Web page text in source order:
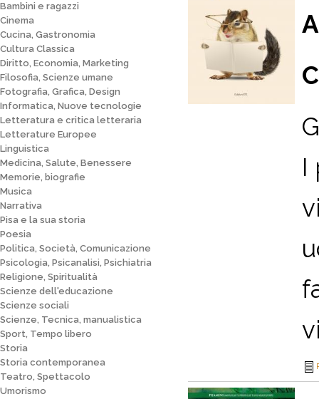
Bambini e ragazzi
Cinema
Cucina, Gastronomia
Cultura Classica
Diritto, Economia, Marketing
Filosofia, Scienze umane
Fotografia, Grafica, Design
Informatica, Nuove tecnologie
Letteratura e critica letteraria
Letterature Europee
Linguistica
Medicina, Salute, Benessere
Memorie, biografie
Musica
Narrativa
Pisa e la sua storia
Poesia
Politica, Società, Comunicazione
Psicologia, Psicanalisi, Psichiatria
Religione, Spiritualità
Scienze dell'educazione
Scienze sociali
Scienze, Tecnica, manualistica
Sport, Tempo libero
Storia
Storia contemporanea
Teatro, Spettacolo
Umorismo
I